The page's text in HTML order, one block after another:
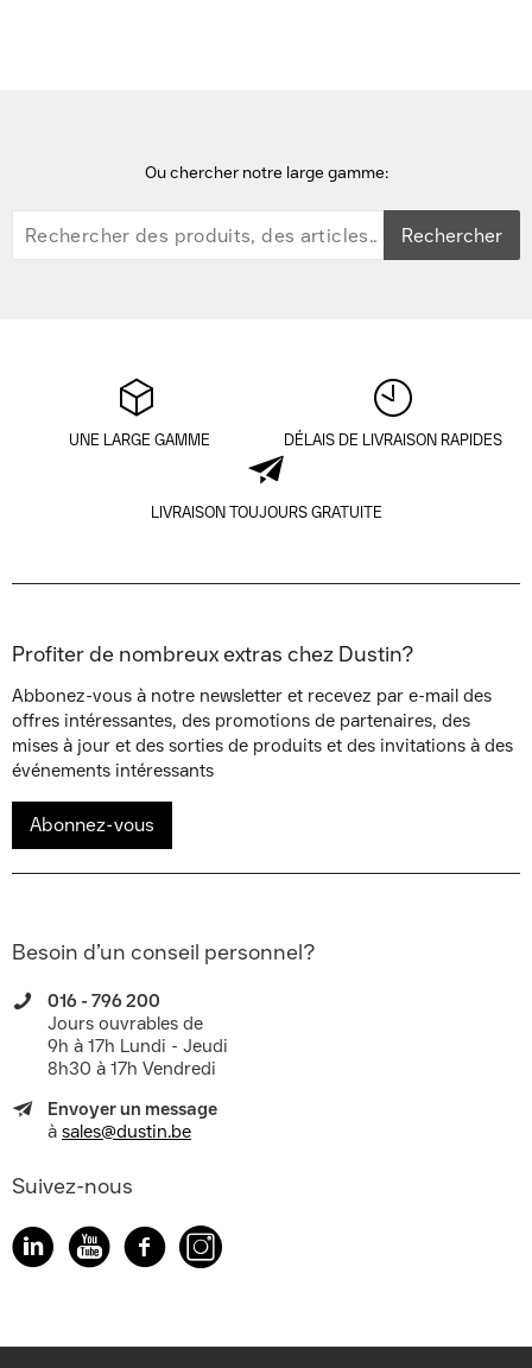
Ou chercher notre large gamme:
Rechercher
UNE LARGE GAMME DÉLAIS DE LIVRAISON RAPIDES
LIVRAISON TOUJOURS GRATUITE
Profiter de nombreux extras chez Dustin?
Abbonez-vous à notre newsletter et recevez par e-mail des
offres intéressantes, des promotions de partenaires, des
mises à jour et des sorties de produits et des invitations à des
événements intéressants
Abonnez-vous
Besoin d’un conseil personnel?
016 - 796 200
Jours ouvrables de
9h à 17h Lundi - Jeudi
8h30 à 17h Vendredi
Envoyer un message
à sales@dustin.be
Suivez-nous